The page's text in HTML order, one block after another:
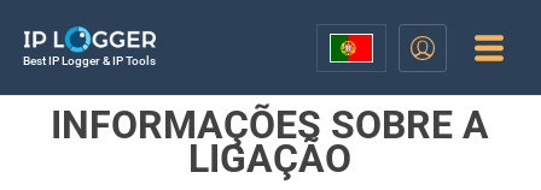
Best IP Logger & IP Tools
INFORMAÇÕES SOBRE A
LIGAÇÃO